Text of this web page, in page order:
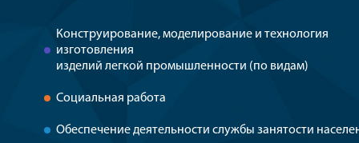
Конструирование, моделирование и технология
изготовления
изделий легкой промышленности (по видам)
Социальная работа
Обеспечение деятельности службы занятости